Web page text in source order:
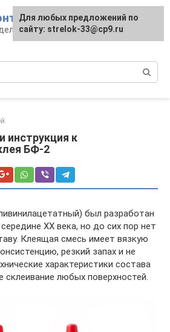
работы и
инструкция к
БФ-2
был разработан
XX века, но до сих пор нет
Клеящая смесь имеет вязкую
резкий запах и не
характеристики состава
склеивание любых поверхностей.
Для любых предложений по
сайту: strelok-33@cp9.ru
Для любых предложений по
сайту: strelok-33@cp9.ru